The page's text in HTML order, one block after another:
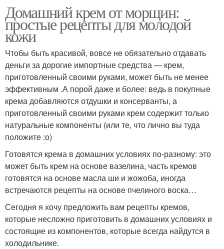
Домашний крем от морщин:
простые рецепты для молодой
кожи
Чтобы быть красивой, вовсе не обязательно отдавать
деньги за дорогие импортные средства — крем,
приготовленный своими руками, может быть не менее
эффективным .А порой даже и более: ведь в покупные
крема добавляются отдушки и консерванты, а
приготовленный своими руками крем содержит только
натуральные компоненты (или те, что лично вы туда
положите :о)
Готовятся крема в домашних условиях по-разному: это
может быть крем на основе вазелина, часть кремов
готовятся на основе масла ши и жожоба, иногда
встречаются рецепты на основе пчелиного воска…
Сегодня я хочу предложить вам рецепты кремов,
которые несложно приготовить в домашних условиях и
состоящие из компонентов, которые всегда найдутся в
холодильнике.